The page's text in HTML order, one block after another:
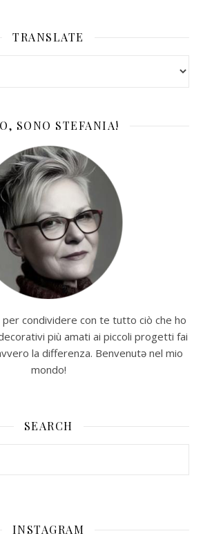
TRANSLATE
SONO STEFANIA!
condividere con te tutto ciò che ho
più amati ai piccoli progetti fai
la differenza. Benvenutə nel mio
mondo!
SEARCH
INSTAGRAM